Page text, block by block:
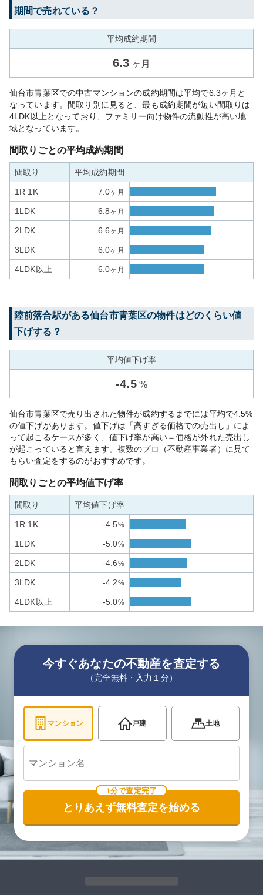
期間で売れている？
平均成約期間
6.3 ヶ月
仙台市青葉区での中古マンションの成約期間は平均で6.3ヶ月と
なっています。間取り別に見ると、最も成約期間が短い間取りは
4LDK以上となっており、ファミリー向け物件の流動性が高い地
域となっています。
間取りごとの平均成約期間
間取り 平均成約期間
1R 1K 7.0ヶ月
1LDK 6.8ヶ月
2LDK 6.6ヶ月
3LDK 6.0ヶ月
4LDK以上 6.0ヶ月
陸前落合駅がある仙台市青葉区の物件はどのくらい値
下げする？
平均値下げ率
-4.5 %
仙台市青葉区で売り出された物件が成約するまでには平均で4.5%
の値下げがあります。値下げは「高すぎる価格での売出し」によ
って起こるケースが多く、値下げ率が高い＝価格が外れた売出し
が起こっていると言えます。複数のプロ（不動産事業者）に見て
もらい査定をするのがおすすめです。
間取りごとの平均値下げ率
間取り 平均値下げ率
1R 1K -4.5%
1LDK -5.0%
2LDK -4.6%
3LDK -4.2%
4LDK以上 -5.0%
今すぐあなたの不動産を査定する
（完全無料・入力１分）
マンション 戸建 土地
1分で査定完了
とりあえず無料査定を始める